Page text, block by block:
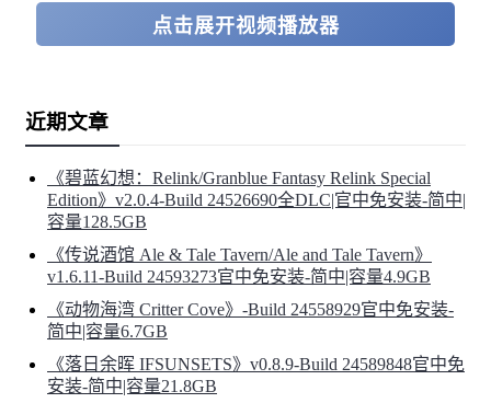
点击展开视频播放器
近期文章
《碧蓝幻想：Relink/Granblue Fantasy Relink Special
Edition》v2.0.4-Build 24526690全DLC|官中免安装-简中|
容量128.5GB
《传说酒馆 Ale & Tale Tavern/Ale and Tale Tavern》
v1.6.11-Build 24593273官中免安装-简中|容量4.9GB
《动物海湾 Critter Cove》-Build 24558929官中免安装-
简中|容量6.7GB
《落日余晖 IFSUNSETS》v0.8.9-Build 24589848官中免
安装-简中|容量21.8GB